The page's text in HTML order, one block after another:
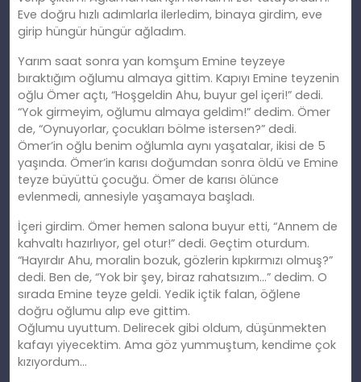
Eve doğru hızlı adımlarla ilerledim, binaya girdim, eve
girip hüngür hüngür ağladım.
Yarım saat sonra yan komşum Emine teyzeye
bıraktığım oğlumu almaya gittim. Kapıyı Emine teyzenin
oğlu Ömer açtı, “Hoşgeldin Ahu, buyur gel içeri!” dedi.
“Yok girmeyim, oğlumu almaya geldim!” dedim. Ömer
de, “Oynuyorlar, çocukları bölme istersen?” dedi.
Ömer’in oğlu benim oğlumla aynı yaşatalar, ikisi de 5
yaşında. Ömer’in karısı doğumdan sonra öldü ve Emine
teyze büyüttü çocuğu. Ömer de karısı ölünce
evlenmedi, annesiyle yaşamaya başladı.
İçeri girdim. Ömer hemen salona buyur etti, “Annem de
kahvaltı hazırlıyor, gel otur!” dedi. Geçtim oturdum.
“Hayırdır Ahu, moralin bozuk, gözlerin kıpkırmızı olmuş?”
dedi. Ben de, “Yok bir şey, biraz rahatsızım…” dedim. O
sırada Emine teyze geldi. Yedik içtik falan, öğlene
doğru oğlumu alıp eve gittim.
Oğlumu uyuttum. Delirecek gibi oldum, düşünmekten
kafayı yiyecektim. Ama göz yummuştum, kendime çok
kızıyordum…